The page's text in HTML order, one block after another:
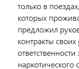
только в
которых
предложил
контракты
наркотического